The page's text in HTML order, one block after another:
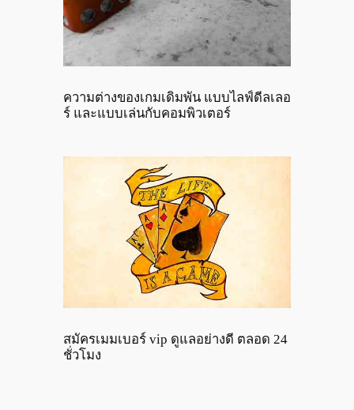
ความต่างของเกมเดิมพัน แบบไลฟ์ดีลเลอ
ร์ และแบบเล่นกับคอมพิวเตอร์
สมัครเมมเบอร์ vip ดูแลอย่างดี ตลอด 24
ชั่วโมง